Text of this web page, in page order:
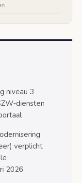
en
en digitale
voor
niveau 3
diensten
verplicht
2026